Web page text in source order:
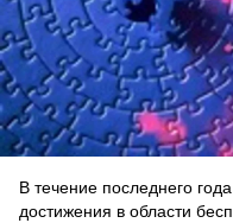
В течение последнего
достижения в области